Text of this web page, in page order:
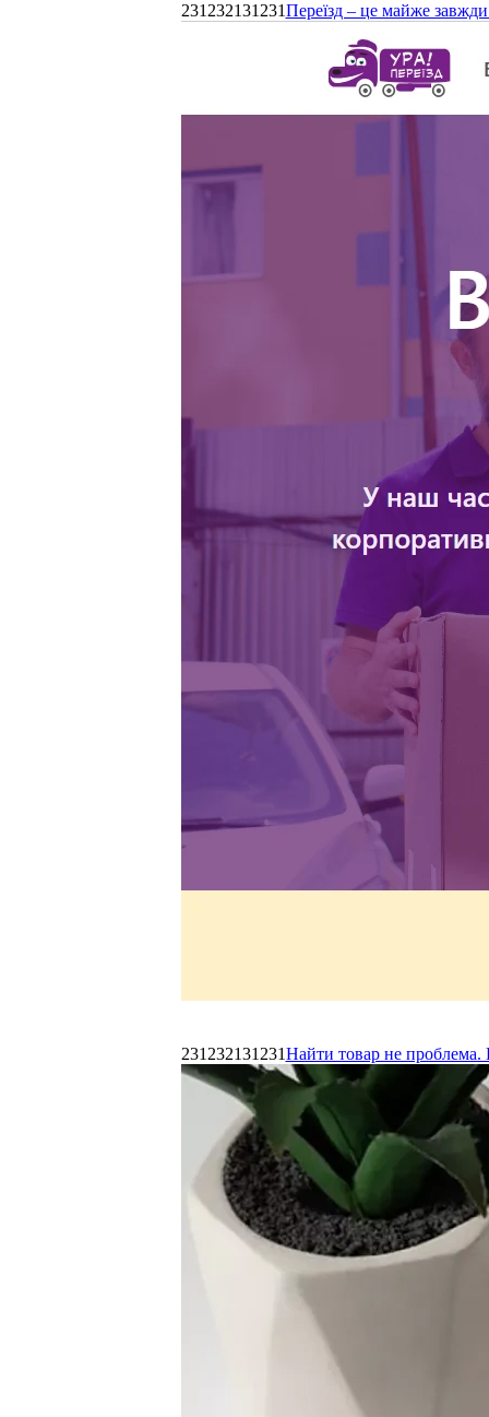
231232131231Переїзд – це майже
231232131231Найти товар не проблема.